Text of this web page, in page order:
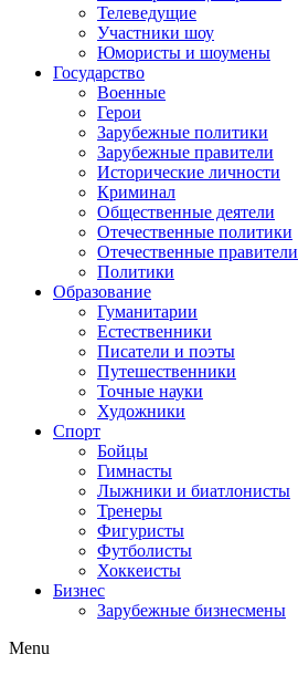
Телеведущие
Участники шоу
Юмористы и шоумены
Государство
Военные
Герои
Зарубежные политики
Зарубежные правители
Исторические личности
Криминал
Общественные деятели
Отечественные политики
Отечественные правители
Политики
Образование
Гуманитарии
Естественники
Писатели и поэты
Путешественники
Точные науки
Художники
Спорт
Бойцы
Гимнасты
Лыжники и биатлонисты
Тренеры
Фигуристы
Футболисты
Хоккеисты
Бизнес
Зарубежные бизнесмены
Menu